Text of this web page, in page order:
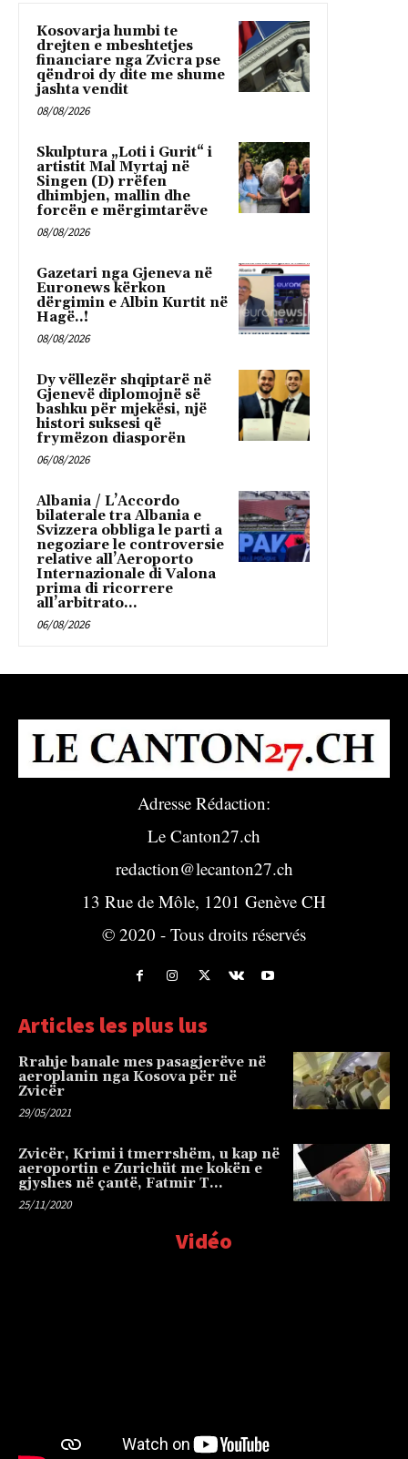
Kosovarja humbi te
drejten e mbeshtetjes
financiare nga Zvicra pse
qëndroi dy dite me shume
jashta vendit
08/08/2026
Skulptura „Loti i Gurit“ i
artistit Mal Myrtaj në
Singen (D) rrëfen
dhimbjen, mallin dhe
forcën e mërgimtarëve
08/08/2026
Gazetari nga Gjeneva në
Euronews kërkon
dërgimin e Albin Kurtit në
Hagë..!
08/08/2026
Dy vëllezër shqiptarë në
Gjenevë diplomojnë së
bashku për mjekësi, një
histori suksesi që
frymëzon diasporën
06/08/2026
Albania / L’Accordo
bilaterale tra Albania e
Svizzera obbliga le parti a
negoziare le controversie
relative all’Aeroporto
Internazionale di Valona
prima di ricorrere
all’arbitrato...
06/08/2026
Adresse Rédaction:
Le Canton27.ch
redaction@lecanton27.ch
13 Rue de Môle, 1201 Genève CH
© 2020 - Tous droits réservés
Articles les plus lus
Rrahje banale mes pasagjerëve në
aeroplanin nga Kosova për në
Zvicër
29/05/2021
Zvicër, Krimi i tmerrshëm, u kap në
aeroportin e Zurichüt me kokën e
gjyshes në çantë, Fatmir T…
25/11/2020
Vidéo